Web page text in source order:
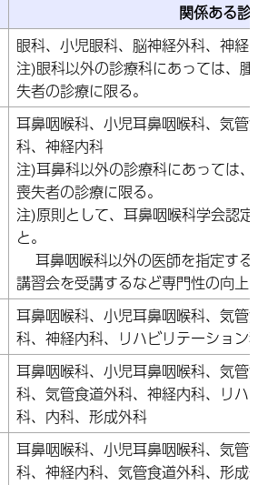
関係ある診
眼科、小児眼科、脳神経外科、神経内
注)眼科以外の診療科にあっては、腫
失者の診療に限る。
耳鼻咽喉科、小児耳鼻咽喉科、気管
科、神経内科
注)耳鼻科以外の診療科にあっては、
喪失者の診療に限る。
注)原則として、耳鼻咽喉科学会認定
と。
耳鼻咽喉科以外の医師を指定する
講習会を受講するなど専門性の向上
耳鼻咽喉科、小児耳鼻咽喉科、気管
科、神経内科、リハビリテーション科
耳鼻咽喉科、小児耳鼻咽喉科、気管
科、気管食道外科、神経内科、リハ
科、内科、形成外科
耳鼻咽喉科、小児耳鼻咽喉科、気管
科、神経内科、気管食道外科、形成